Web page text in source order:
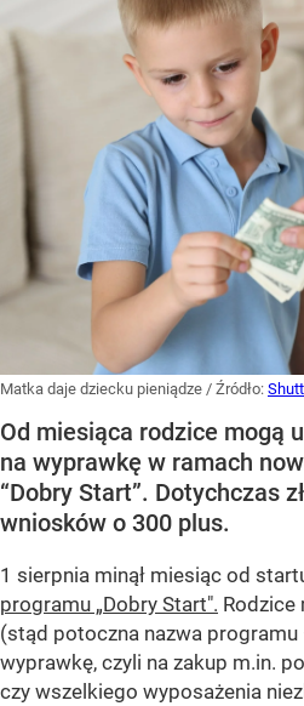
Matka daje dziecku pieniądze / Źródło:
Od miesiąca rodzice mogą
na wyprawkę w ramach
“Dobry Start”. Dotychczas
wniosków o 300 plus.
1 sierpnia minął miesiąc od
programu „Dobry Start". Rodzice
(stąd potoczna nazwa
wyprawkę, czyli na zakup m.in.
czy wszelkiego wyposażenia